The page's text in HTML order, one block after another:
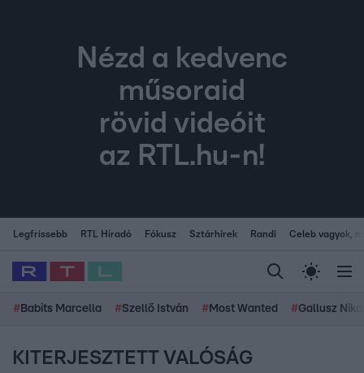
Nézd a kedvenc
műsoraid
rövid videóit
az RTL.hu-n!
Legfrissebb RTL Híradó Fókusz Sztárhírek Randi Celeb vagyok,
# Babits Marcella #Szellő István # Most Wanted #Gallusz
KITERJESZTETT VALÓSÁG